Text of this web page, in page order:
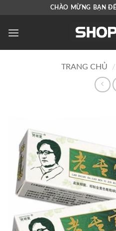
nội
CHÀO MỪNG BẠN
TRANG CHỦ /